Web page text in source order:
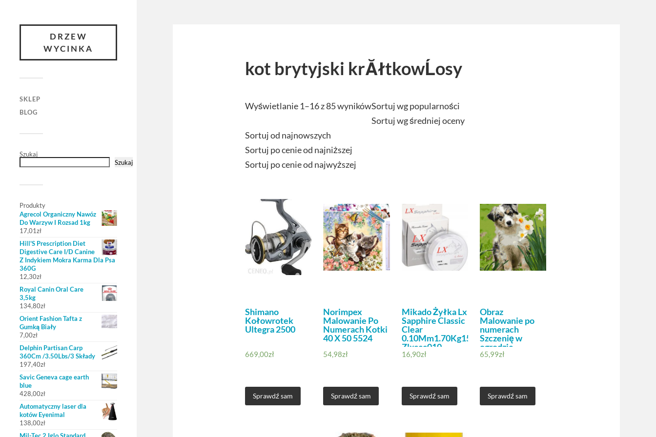
DRZEW
WYCINKA
SKLEP
BLOG
Szukaj
Szukaj
Produkty
Agrecol Organiczny Nawóz
Do Warzyw I Rozsad 1kg
17,01zł
Hill'S Prescription Diet
Digestive Care I/D Canine
Z Indykiem Mokra Karma Dla Psa
360G
12,30zł
Royal Canin Oral Care
3,5kg
134,80zł
Orient Fashion Tafta z
Gumką Biały
7,00zł
Delphin Partisan Carp
360Cm /3.50Lbs/3 Składy
197,40zł
Savic Geneva cage earth
blue
428,00zł
Automatyczny laser dla
kotów Eyenimal
138,00zł
kot brytyjski krĂłtkowĹosy
Wyświetlanie 1–16 z 85 wynikówSortuj wg popularności
Sortuj wg średniej oceny
Sortuj od najnowszych
Sortuj po cenie od najniższej
Sortuj po cenie od najwyższej
Shimano
Kołowrotek
Ultegra 2500
669,00zł
Sprawdź sam
Norimpex
Malowanie Po
Numerach Kotki
40 X 50 5524
54,98zł
Sprawdź sam
Mikado Żyłka Lx
Sapphire Classic
Clear
0.10Mm1.70Kg150M
Zlxccc010
16,90zł
Sprawdź sam
Obraz
Malowanie po
numerach
Szczenię w
ogrodzie
65,99zł
Sprawdź sam